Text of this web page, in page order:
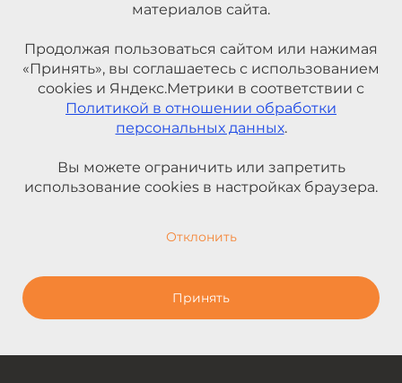
материалов сайта.
Продолжая пользоваться сайтом или нажимая
«Принять», вы соглашаетесь с использованием
cookies и Яндекс.Метрики в соответствии с
Политикой в отношении обработки
персональных данных.
Вы можете ограничить или запретить
использование cookies в настройках браузера.
Отклонить
Принять